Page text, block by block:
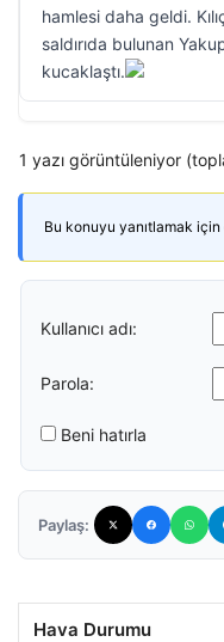
hamlesi daha geldi.
saldırıda bulunan
kucaklaştı.
1 yazı görüntüleniyor
Bu konuyu yanıtlamak için
Kullanıcı adı:
Parola:
Beni hatırla
Paylaş:
Hava Durumu